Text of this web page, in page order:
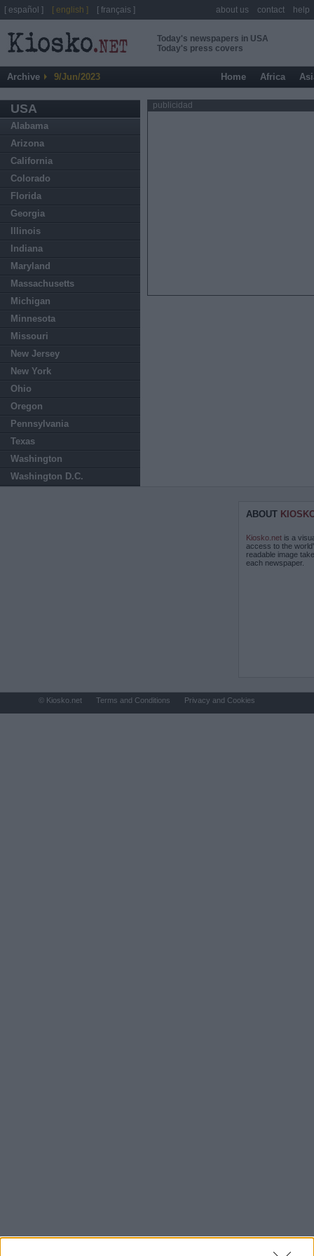
Today's newspapers in USA
Today's press covers
Archive 9/Jun/2023 Home Africa
USA
Alabama
Arizona
California
Colorado
Florida
Georgia
Illinois
Indiana
Maryland
Massachusetts
Michigan
Minnesota
Missouri
New Jersey
New York
Ohio
Oregon
Pennsylvania
Texas
Washington
Washington D.C.
publicidad
ABOUT
Kiosko.net is a
access to the
readable image
each newspaper.
[ español ] [ english ] [ français ] about us contact help
© Kiosko.net Terms and Conditions Privacy and Cookies